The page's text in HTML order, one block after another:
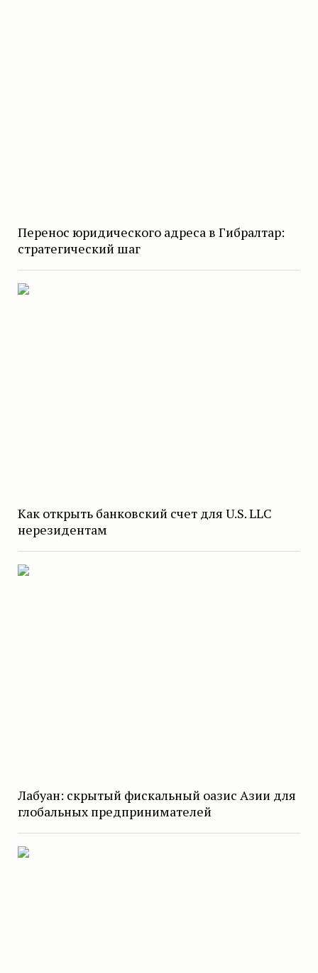
Перенос юридического адреса в Гибралтар:
стратегический шаг
Как открыть банковский счет для U.S. LLC
нерезидентам
Лабуан: скрытый фискальный оазис Азии для
глобальных предпринимателей